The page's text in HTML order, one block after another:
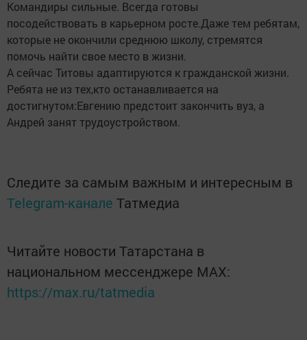
Командиры сильные. Всегда готовы
посодействовать в карьерном росте.Даже тем ребятам,
которые не окончили среднюю школу, стремятся
помочь найти свое место в жизни.
А сейчас Титовы адаптируются к гражданской жизни.
Ребята не из тех,кто останавливается на
достигнутом:Евгению предстоит закончить вуз, а
Андрей занят трудоустройством.
Следите за самым важным и интересным в
Telegram-канале Татмедиа
Читайте новости Татарстана в
национальном мессенджере MАХ:
https://max.ru/tatmedia